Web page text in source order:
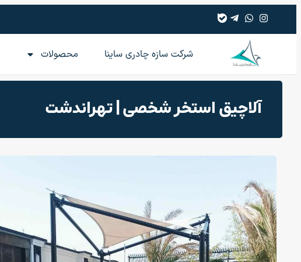
شرکت سازه چادری ساینا محصولات
آلاچیق استخر شخصی | تهراندشت